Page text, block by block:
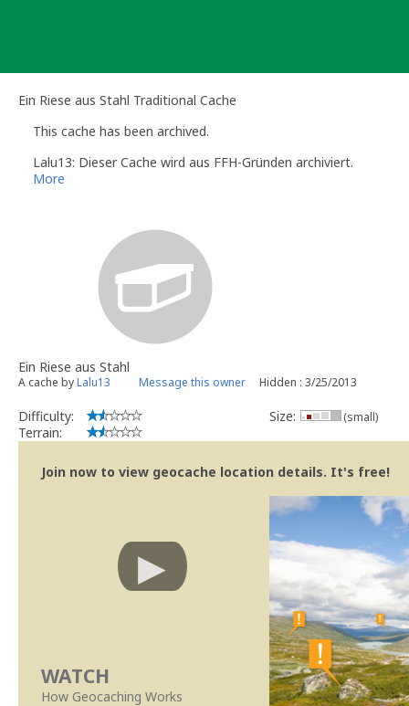
Ein Riese aus Stahl Traditional Cache
This cache has been archived.
Lalu13: Dieser Cache wird aus FFH-Gründen archiviert.
More
Ein Riese aus Stahl
A cache byLalu13 Message this owner Hidden : 3/25/2013
Difficulty:
Terrain:
Size: (small)
Join now to view geocache location details. It's free!
WATCH
How Geocaching Works